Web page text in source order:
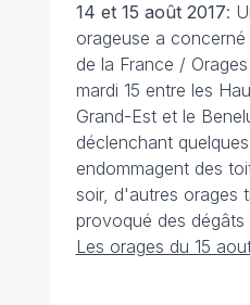
14 et 15 août 2017:
orageuse a
de la France /
mardi 15 entre les
Grand-Est et le
déclenchant
endommagent des
soir, d'autres orages
provoqué des dégâts
Les orages du 15